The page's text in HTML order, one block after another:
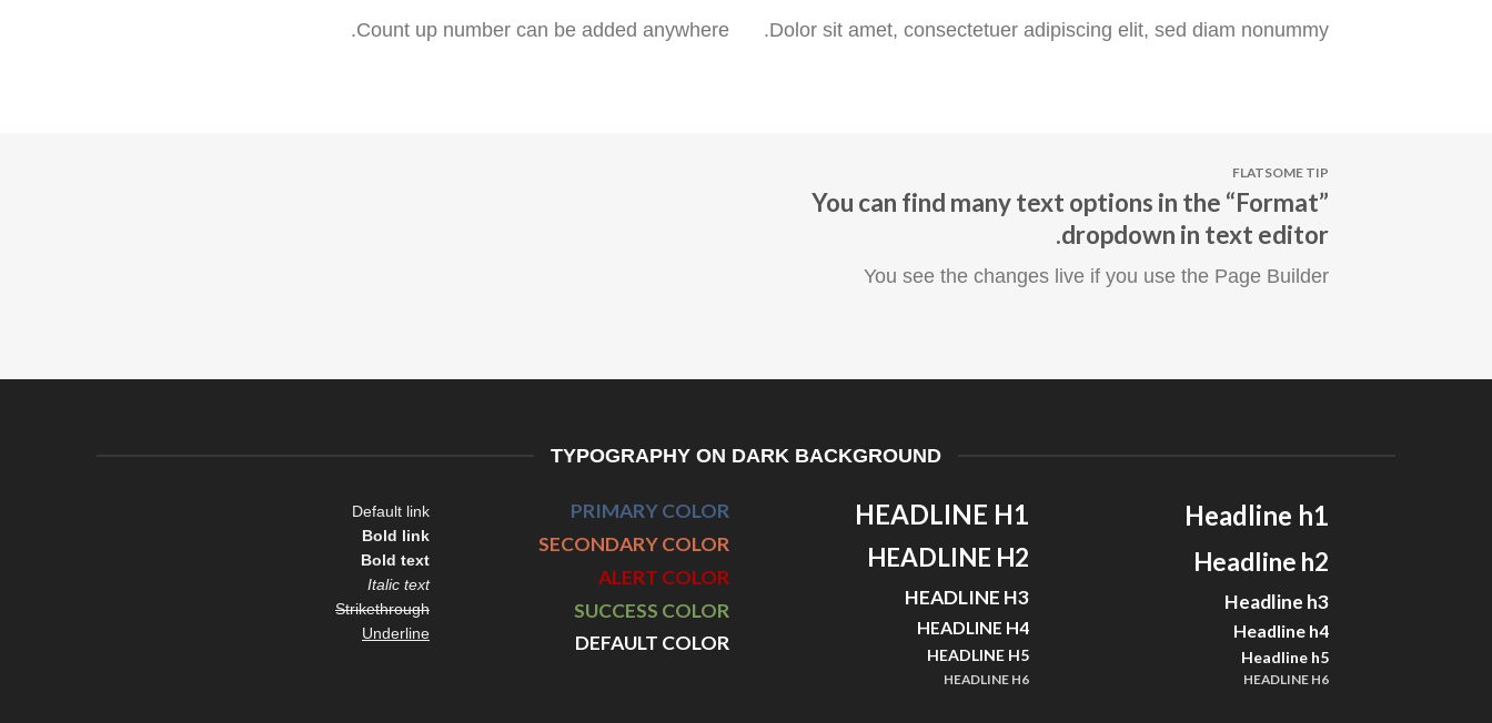
Dolor sit amet, consectetuer adipiscing elit, sed diam nonummy.
Count up number can be added anywhere.
FLATSOME TIP
You can find many text options in the “Format”
dropdown in text editor.
You see the changes live if you use the Page Builder
TYPOGRAPHY ON DARK BACKGROUND
Headline h1
Headline h2
Headline h3
Headline h4
Headline h5
HEADLINE H6
HEADLINE H1
HEADLINE H2
HEADLINE H3
HEADLINE H4
HEADLINE H5
HEADLINE H6
PRIMARY COLOR
SECONDARY COLOR
ALERT COLOR
SUCCESS COLOR
DEFAULT COLOR
Default link
Bold link
Bold text
Italic text
Strikethrough
Underline